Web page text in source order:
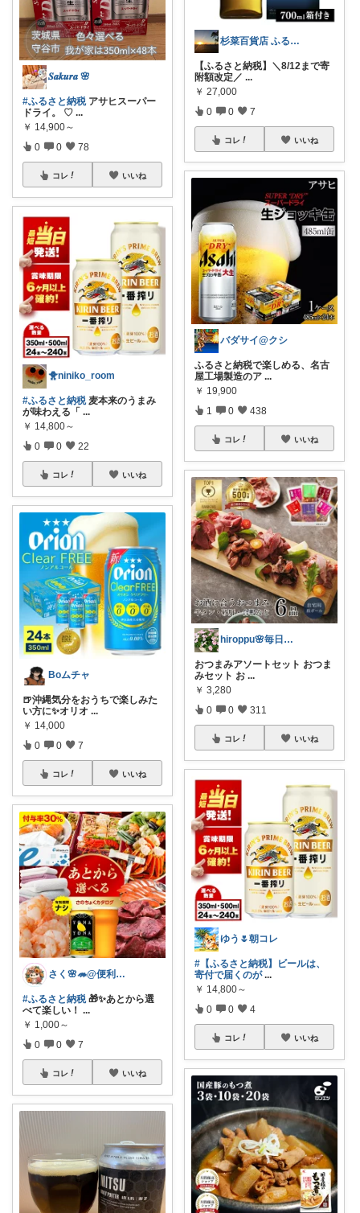
𝑺𝒂𝒌𝒖𝒓𝒂 🌸
#ふるさと納税アサヒスーパー
ドライ。 ♡ ...
￥ 14,900～
0 0 78
コレ いいね
🐥niniko_room
#ふるさと納税麦本来のうまみ
が味わえる「 ...
￥ 14,800～
0 0 22
コレ いいね
Boムチャ
🍺沖縄気分をおうちで楽しみた
い方に✨オリオ ...
￥ 14,000
0 0 7
コレ いいね
さく🌸🦔@便利でかわいいを探す旅
#ふるさと納税🎁✨あとから選
べて楽しい！ ...
￥ 1,000～
0 0 7
コレ いいね
杉菜百貨店 ふるさと納税取り扱い中！
【ふるさと納税】＼8/12まで寄
附額改定／ ...
￥ 27,000
0 0 7
コレ いいね
バダサイ@クシ
ふるさと納税で楽しめる、名古
屋工場製造のア ...
￥ 19,900
1 0 438
コレ いいね
hiroppu🌸毎日いいね感謝です🌸
おつまみアソートセット おつま
みセット お ...
￥ 3,280
0 0 311
コレ いいね
ゆう🌷朝コレ
#【ふるさと納税】ビールは、
寄付で届くのが ...
￥ 14,800～
0 0 4
コレ いいね